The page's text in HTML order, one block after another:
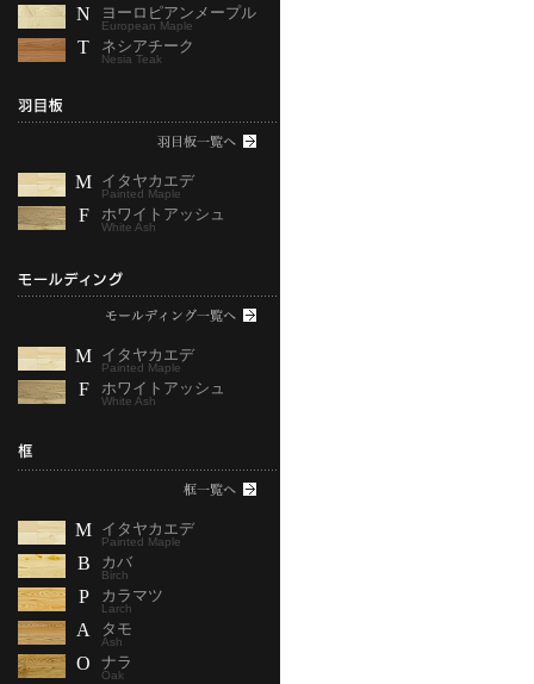
N ヨーロピアンメープル
European Maple
T ネシアチーク
Nesia Teak
M イタヤカエデ
Painted Maple
F ホワイトアッシュ
White Ash
M イタヤカエデ
Painted Maple
F ホワイトアッシュ
White Ash
M イタヤカエデ
Painted Maple
B カバ
Birch
P カラマツ
Larch
A タモ
Ash
O ナラ
Oak